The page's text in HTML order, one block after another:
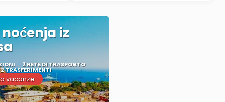
noćenja iz
2 RETE DI TRASPORTO
2 TRASFERIMENTI
vacanze